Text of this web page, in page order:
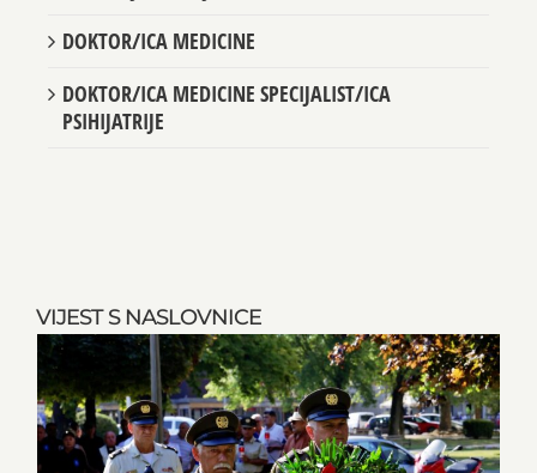
VIJEST S NASLOVNICE
DOKTOR/ICA MEDICINE
DOKTOR/ICA MEDICINE SPECIJALIST/ICA
PSIHIJATRIJE